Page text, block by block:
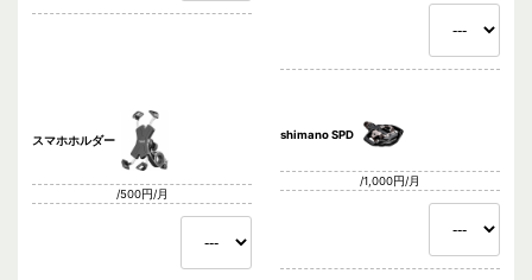
スマホホルダー
/500円/月
shimano SPD
/1,000円/月